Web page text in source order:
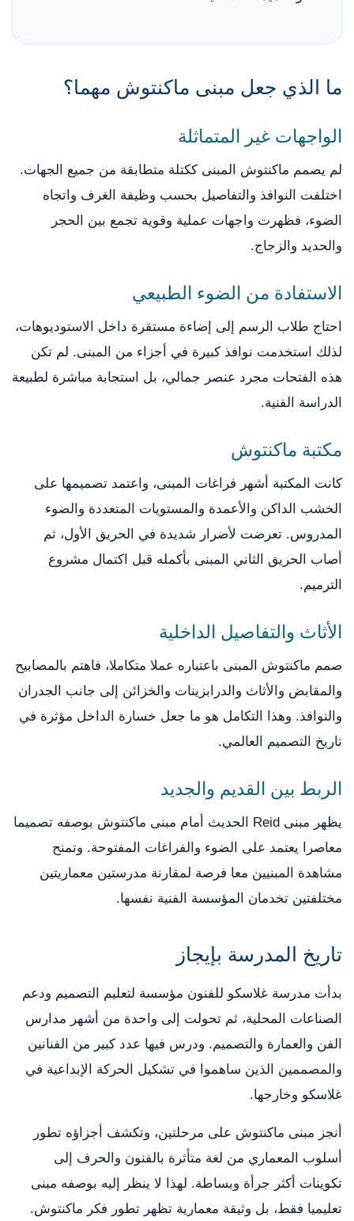
ما الذي جعل مبنى ماكنتوش مهما؟
الواجهات غير المتماثلة
لم يصمم ماكنتوش المبنى ككتلة متطابقة من جميع الجهات.
اختلفت النوافذ والتفاصيل بحسب وظيفة الغرف واتجاه
الضوء، فظهرت واجهات عملية وقوية تجمع بين الحجر
والحديد والزجاج.
الاستفادة من الضوء الطبيعي
احتاج طلاب الرسم إلى إضاءة مستقرة داخل الاستوديوهات،
لذلك استخدمت نوافذ كبيرة في أجزاء من المبنى. لم تكن
هذه الفتحات مجرد عنصر جمالي، بل استجابة مباشرة لطبيعة
الدراسة الفنية.
مكتبة ماكنتوش
كانت المكتبة أشهر فراغات المبنى، واعتمد تصميمها على
الخشب الداكن والأعمدة والمستويات المتعددة والضوء
المدروس. تعرضت لأضرار شديدة في الحريق الأول، ثم
أصاب الحريق الثاني المبنى بأكمله قبل اكتمال مشروع
الترميم.
الأثاث والتفاصيل الداخلية
صمم ماكنتوش المبنى باعتباره عملا متكاملا، فاهتم بالمصابيح
والمقابض والأثاث والدرابزينات والخزائن إلى جانب الجدران
والنوافذ. وهذا التكامل هو ما جعل خسارة الداخل مؤثرة في
تاريخ التصميم العالمي.
الربط بين القديم والجديد
يظهر مبنى Reid الحديث أمام مبنى ماكنتوش بوصفه تصميما
معاصرا يعتمد على الضوء والفراغات المفتوحة. وتمنح
مشاهدة المبنيين معا فرصة لمقارنة مدرستين معماريتين
مختلفتين تخدمان المؤسسة الفنية نفسها.
تاريخ المدرسة بإيجاز
بدأت مدرسة غلاسكو للفنون مؤسسة لتعليم التصميم ودعم
الصناعات المحلية، ثم تحولت إلى واحدة من أشهر مدارس
الفن والعمارة والتصميم. ودرس فيها عدد كبير من الفنانين
والمصممين الذين ساهموا في تشكيل الحركة الإبداعية في
غلاسكو وخارجها.
أنجز مبنى ماكنتوش على مرحلتين، وتكشف أجزاؤه تطور
أسلوب المعماري من لغة متأثرة بالفنون والحرف إلى
تكوينات أكثر جرأة وبساطة. لهذا لا ينظر إليه بوصفه مبنى
تعليميا فقط، بل وثيقة معمارية تظهر تطور فكر ماكنتوش.